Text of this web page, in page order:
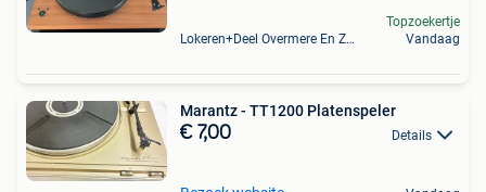
Lokeren+Deel Overmere En Zele
Topzoekertje
Vandaag
Marantz - TT1200 Platenspeler
€ 7,00 Details